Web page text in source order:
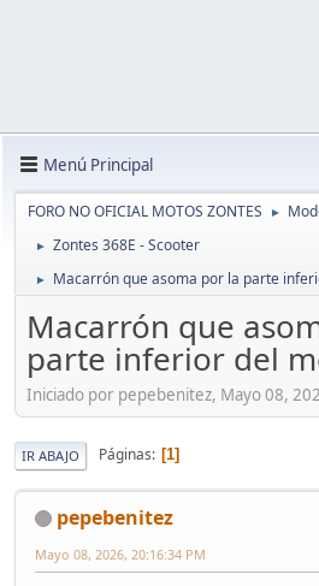
Menú Principal
FORO NO OFICIAL MOTOS ZONTES ►
► Zontes 368E - Scooter
► Macarrón que asoma por la parte
Macarrón que
parte inferior del
Iniciado por pepebenitez, Mayo 08,
IR ABAJO Páginas 1
pepebenitez
Mayo 08, 2026, 20:16:34 PM